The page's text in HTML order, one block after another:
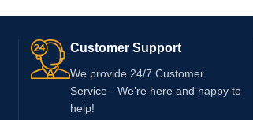
Customer Support
We provide 24/7 Customer
Service - We’re here and happy to
help!